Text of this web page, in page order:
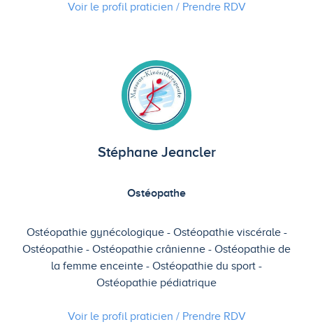
Voir le profil praticien / Prendre RDV
Stéphane Jeancler
Ostéopathe
Ostéopathie gynécologique
Ostéopathie viscérale
Ostéopathie
Ostéopathie crânienne
Ostéopathie de
la femme enceinte
Ostéopathie du sport
Ostéopathie pédiatrique
Voir le profil praticien / Prendre RDV